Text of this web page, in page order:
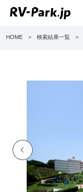
HOME > 検索結果一覧 >
Previo